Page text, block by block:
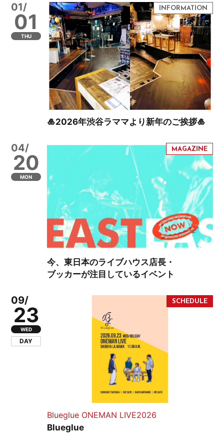
01/
01
THU
🎍2026年渋谷ラママより新年のご挨拶🎍
04/
20
MON
今、東日本のライブハウス店長・
ブッカーが注目しているイベント
09/
23
WED
DAY
Blueglue ONEMAN LIVE2026
Blueglue